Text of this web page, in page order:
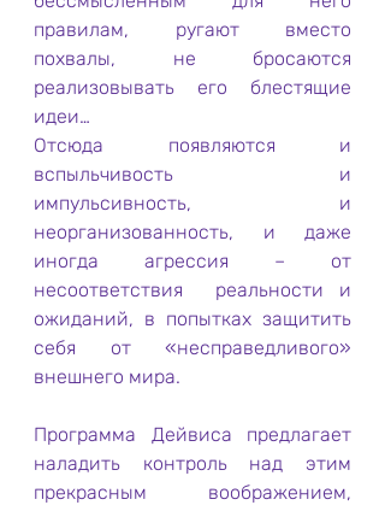
правилам, ругают вместо
похвалы, не бросаются
реализовывать его блестящие
идеи…
Отсюда появляются и
вспыльчивость и
импульсивность, и
неорганизованность, и даже
иногда агрессия – от
несоответствия  реальности и
ожиданий, в попытках защитить
себя от «несправедливого»
внешнего мира.
Программа Дейвиса предлагает
наладить контроль над этим
прекрасным воображением,